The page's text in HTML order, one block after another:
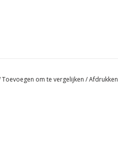
Toevoegen om te vergelijken /Afdrukken